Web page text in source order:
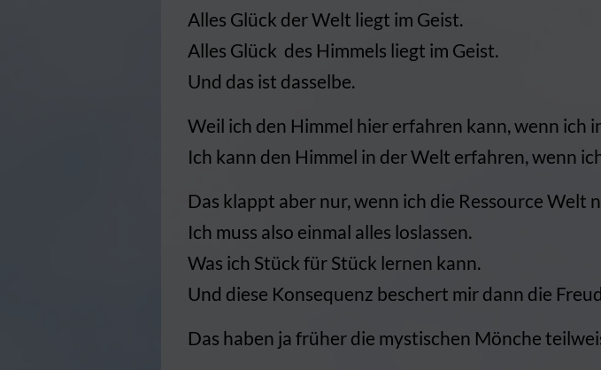
Alles Glück der Welt liegt im Geist.
Alles Glück des Himmels liegt im Geist.
Und das ist dasselbe.
Weil ich den Himmel hier erfahren kann, wenn ich
Ich kann den Himmel in der Welt erfahren, wenn
Das klappt aber nur, wenn ich die Ressource Welt
Ich muss also einmal alles loslassen.
Was ich Stück für Stück lernen kann.
Und diese Konsequenz beschert mir dann die
Das haben ja früher die mystischen Mönche